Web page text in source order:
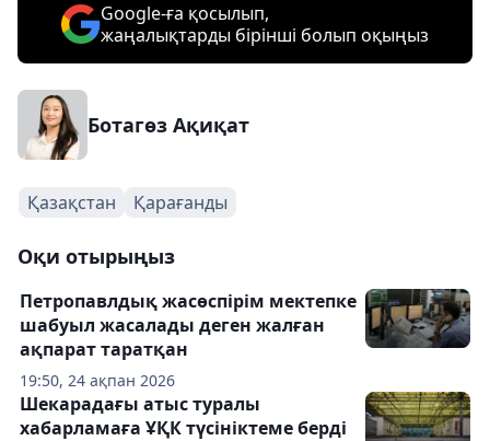
Google-ға қосылып,
жаңалықтарды бірінші болып оқыңыз
Ботагөз Ақиқат
Қазақстан Қарағанды
Оқи отырыңыз
19:50, 24 ақпан 2026
Петропавлдық жасөспірім мектепке
шабуыл жасалады деген жалған
ақпарат таратқан
Шекарадағы атыс туралы
хабарламаға ҰҚК түсініктеме берді